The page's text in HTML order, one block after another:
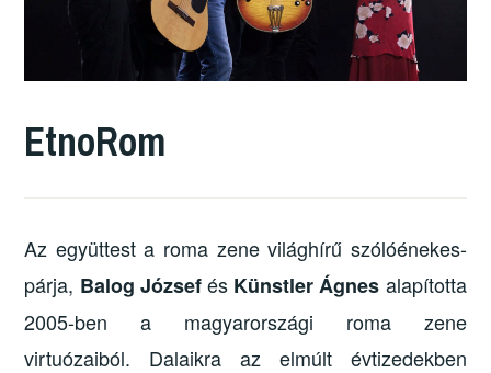
EtnoRom
Az együttest a roma zene világhírű szólóénekes-
párja, Balog Józsefés Künstler Ágnes alapította
2005-ben a magyarországi roma zene
virtuózaiból. Dalaikra az elmúlt évtizedekben